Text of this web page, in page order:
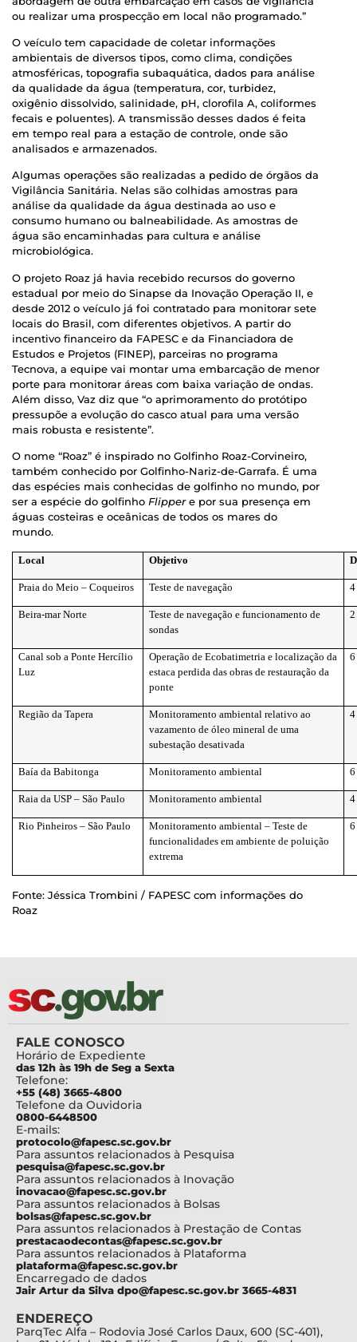
ou realizar uma prospecção em local não programado.”
O veículo tem capacidade de coletar informações
ambientais de diversos tipos, como clima, condições
atmosféricas, topografia subaquática, dados para análise
da qualidade da água (temperatura, cor, turbidez,
oxigênio dissolvido, salinidade, pH, clorofila A, coliformes
fecais e poluentes). A transmissão desses dados é feita
em tempo real para a estação de controle, onde são
analisados e armazenados.
Algumas operações são realizadas a pedido de órgãos da
Vigilância Sanitária. Nelas são colhidas amostras para
análise da qualidade da água destinada ao uso e
consumo humano ou balneabilidade. As amostras de
água são encaminhadas para cultura e análise
microbiológica.
O projeto Roaz já havia recebido recursos do governo
estadual por meio do Sinapse da Inovação Operação II, e
desde 2012 o veículo já foi contratado para monitorar sete
locais do Brasil, com diferentes objetivos. A partir do
incentivo financeiro da FAPESC e da Financiadora de
Estudos e Projetos (FINEP), parceiras no programa
Tecnova, a equipe vai montar uma embarcação de menor
porte para monitorar áreas com baixa variação de ondas.
Além disso, Vaz diz que “o aprimoramento do protótipo
pressupõe a evolução do casco atual para uma versão
mais robusta e resistente”.
O nome “Roaz” é inspirado no Golfinho Roaz-Corvineiro,
também conhecido por Golfinho-Nariz-de-Garrafa. É uma
das espécies mais conhecidas de golfinho no mundo, por
ser a espécie do golfinho Flippere por sua presença em
águas costeiras e oceânicas de todos os mares do
mundo.
Local Objetivo
Praia do Meio – Coqueiros Teste de navegação 4
Beira-mar Norte
Teste de navegação e funcionamento de
sondas
2
Canal sob a Ponte Hercílio
Luz
Operação de Ecobatimetria e localização da
estaca perdida das obras de restauração da
ponte
6
Região da Tapera
Monitoramento ambiental relativo ao
vazamento de óleo mineral de uma
subestação desativada
Baía da Babitonga Monitoramento ambiental 6
Raia da USP – São Paulo Monitoramento ambiental 4
Rio Pinheiros – São Paulo
Monitoramento ambiental – Teste de
funcionalidades em ambiente de poluição
extrema
Fonte: Jéssica Trombini / FAPESC com informações do
Roaz
FALE CONOSCO
Horário de Expediente
das 12h às 19h de Seg a Sexta
Telefone:
+55 (48) 3665-4800
Telefone da Ouvidoria
0800-6448500
E-mails:
protocolo@fapesc.sc.gov.br
Para assuntos relacionados à Pesquisa
pesquisa@fapesc.sc.gov.br
Para assuntos relacionados à Inovação
inovacao@fapesc.sc.gov.br
Para assuntos relacionados à Bolsas
bolsas@fapesc.sc.gov.br
Para assuntos relacionados à Prestação de Contas
prestacaodecontas@fapesc.sc.gov.br
Para assuntos relacionados à Plataforma
plataforma@fapesc.sc.gov.br
Encarregado de dados
Jair Artur da Silva dpo@fapesc.sc.gov.br 3665-4831
ENDEREÇO
ParqTec Alfa – Rodovia José Carlos Daux, 600 (SC-401),